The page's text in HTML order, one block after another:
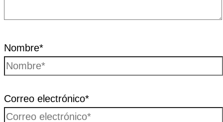
Nombre*
Correo electrónico*